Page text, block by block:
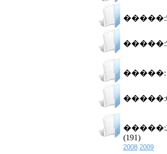
�����:5
�����:5
�����:1
�����:0
(191)
2008 2009